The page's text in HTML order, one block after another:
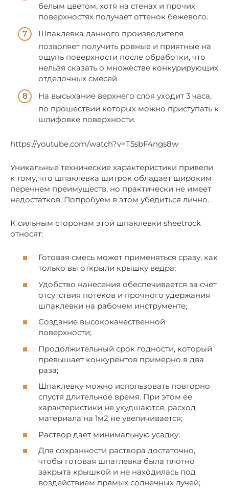
белым цветом, хотя на стенах и прочих
поверхностях получает оттенок бежевого.
Шпаклевка данного производителя
позволяет получить ровные и приятные на
ощупь поверхности после обработки, что
нельзя сказать о множестве конкурирующих
отделочных смесей.
На высыхание верхнего слоя уходит 3 часа,
по прошествии которых можно приступать к
шлифовке поверхности.
https://youtube.com/watch?v=T5sbF4ngs8w
Уникальные технические характеристики привели
к тому, что шпаклевка шитрок обладает широким
перечнем преимуществ, но практически не имеет
недостатков. Попробуем в этом убедиться лично.
К сильным сторонам этой шпаклевки sheetrock
относят:
Готовая смесь может применяться сразу, как
только вы открыли крышку ведра;
Удобство нанесения обеспечивается за счет
отсутствия потеков и прочного удержания
шпаклевки на рабочем инструменте;
Создание высококачественной
поверхности;
Продолжительный срок годности, который
превышает конкурентов примерно в два
раза;
Шпаклевку можно использовать повторно
спустя длительное время. При этом ее
характеристики не ухудшаются, расход
материала на 1м2 не увеличивается;
Раствор дает минимальную усадку;
Для сохранности раствора достаточно,
чтобы готовая шпатлевка была плотно
закрыта крышкой и не находилась под
воздействием прямых солнечных лучей;